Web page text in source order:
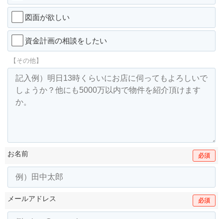
図面が欲しい
資金計画の相談をしたい
【その他】
お名前 必須
メールアドレス 必須